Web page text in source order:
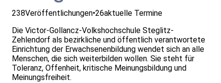
238Veröffentlichungen•26aktuelle Termine
Die Victor-Gollancz-Volkshochschule Steglitz-
Zehlendorf als bezirkliche und öffentlich verantwortete
Einrichtung der Erwachsenenbildung wendet sich an alle
Menschen, die sich weiterbilden wollen. Sie steht für
Toleranz, Offenheit, kritische Meinungsbildung und
Meinungsfreiheit.